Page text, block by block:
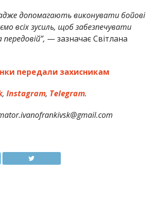
допомагають виконувати бойові
всіх зусиль, щоб забезпечувати
— зазначає Світлана
передали захисникам
, Instagram, Telegram.